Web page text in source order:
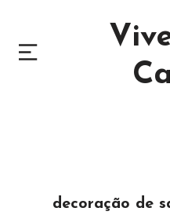
decoração de